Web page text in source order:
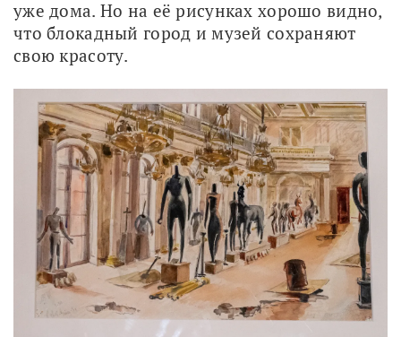
уже дома. Но на её рисунках хорошо видно,
что блокадный город и музей сохраняют
свою красоту.